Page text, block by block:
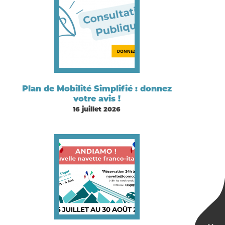
Plan de Mobilité Simplifié : donnez
votre avis !
16 juillet 2026